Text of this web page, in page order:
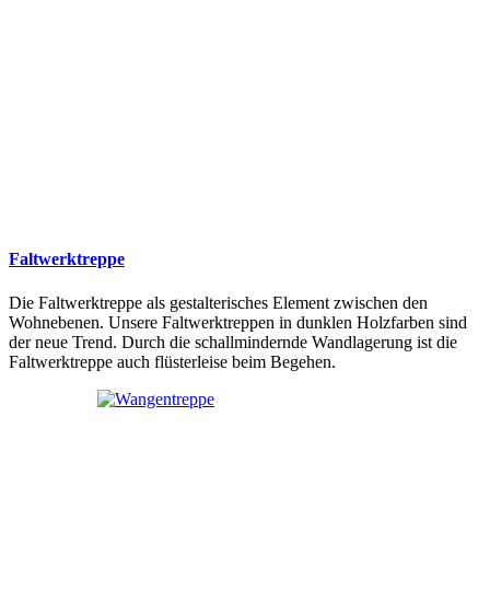
Faltwerktreppe
Die Faltwerktreppe als gestalterisches Element zwischen den
Wohnebenen. Unsere Faltwerktreppen in dunklen Holzfarben sind
der neue Trend. Durch die schallmindernde Wandlagerung ist die
Faltwerktreppe auch flüsterleise beim Begehen.